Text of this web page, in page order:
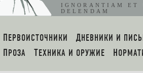
IGNORANTIAM ET
DELENDAM
ПЕРВОИСТОЧНИКИ ДНЕВНИКИ И
ПРОЗА
ТЕХНИКА И ОРУЖИЕ